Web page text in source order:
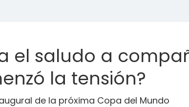
el saludo a
la tensión?
de la próxima Copa del Mundo